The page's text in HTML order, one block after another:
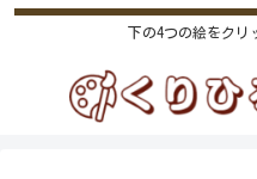
下の4つの絵をクリ